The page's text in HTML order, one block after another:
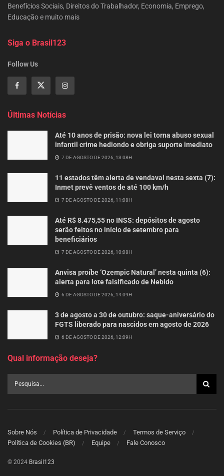
Benefícios Sociais, Direitos do Trabalhador, Economia, Emprego,
Educação e muito mais
Siga o Brasil123
Follow Us
Últimas Notícias
Até 10 anos de prisão: nova lei torna abuso sexual
infantil crime hediondo e obriga suporte imediato
7 DE AGOSTO DE 2026, 13:08H
11 estados têm alerta de vendaval nesta sexta (7):
Inmet prevê ventos de até 100 km/h
7 DE AGOSTO DE 2026, 11:08H
Até R$ 8.475,55 no INSS: depósitos de agosto
serão feitos no início de setembro para
beneficiários
7 DE AGOSTO DE 2026, 10:08H
Anvisa proíbe ‘Ozempic Natural’ nesta quinta (6):
alerta para lote falsificado de Nebido
6 DE AGOSTO DE 2026, 14:09H
3 de agosto a 30 de outubro: saque-aniversário do
FGTS liberado para nascidos em agosto de 2026
6 DE AGOSTO DE 2026, 12:09H
Qual informação deseja?
Sobre Nós Política de Privacidade
Termos de Serviço
Política de Cookies (BR)
Equipe Fale Conosco
© 2024 Brasil123